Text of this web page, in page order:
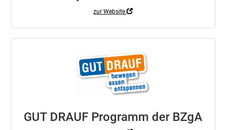
zur Website
GUT DRAUF Programm der BZgA